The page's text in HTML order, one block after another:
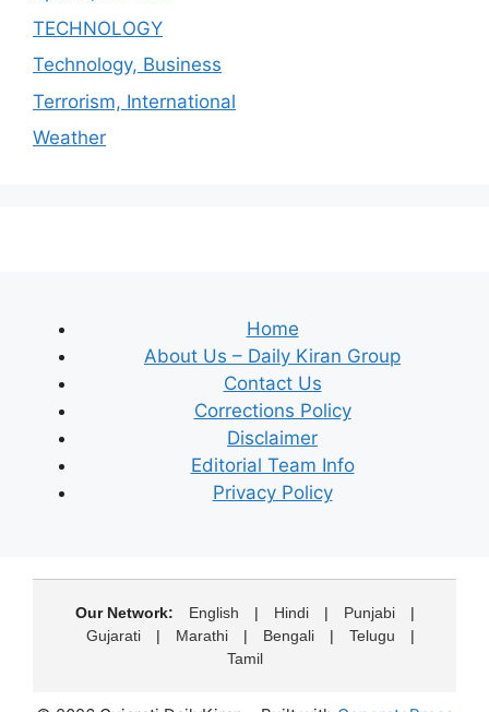
TECHNOLOGY
Technology, Business
Terrorism, International
Weather
Home
About Us – Daily Kiran Group
Contact Us
Corrections Policy
Disclaimer
Editorial Team Info
Privacy Policy
Our Network: English | Hindi | Punjabi
|
Gujarati
| Marathi | Bengali | Telugu
|
Tamil